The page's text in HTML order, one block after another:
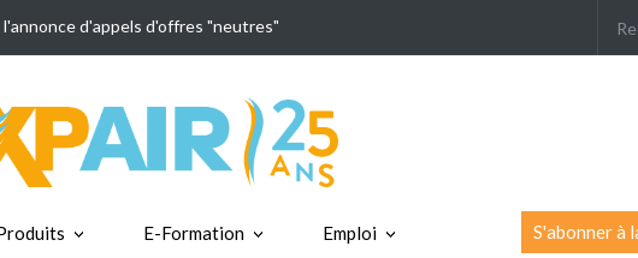
d'appels d'offres "neutres"
E-Formation Emploi S'abonner à